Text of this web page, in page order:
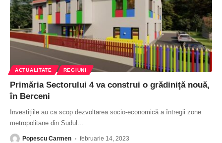
ACTUALITATE REGIUNI
Primăria Sectorului 4 va construi o grădiniţă nouă,
în Berceni
Investițiile au ca scop dezvoltarea socio-economică a întregii zone
metropolitane din Sudul …
Popescu Carmen februarie 14, 2023